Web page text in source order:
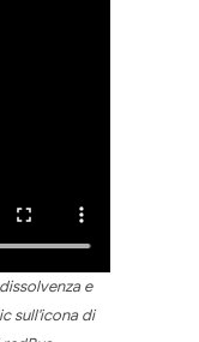
e
sull'icona di